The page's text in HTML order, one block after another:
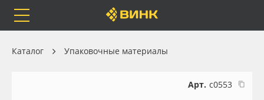
Каталог Упаковочные материалы
Арт. с0553